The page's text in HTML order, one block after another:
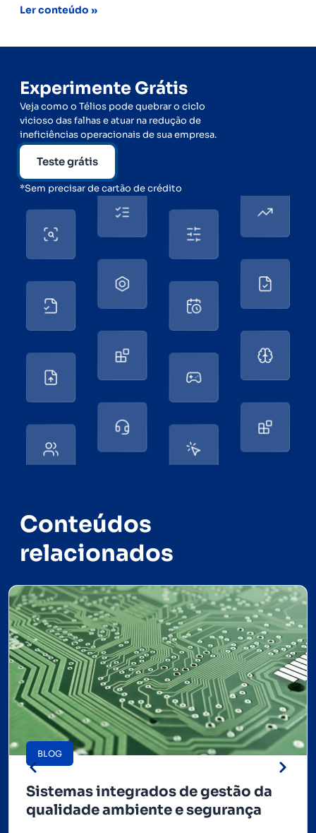
Ler conteúdo »
Experimente Grátis
Veja como o Télios pode quebrar o ciclo
vicioso das falhas e atuar na redução de
ineficiências operacionais de sua empresa.
Teste grátis
*Sem precisar de cartão de crédito
Conteúdos
relacionados
BLOG
Sistemas integrados de gestão da
qualidade ambiente e segurança